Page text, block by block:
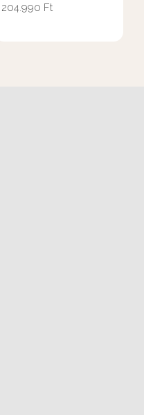
204.990 Ft